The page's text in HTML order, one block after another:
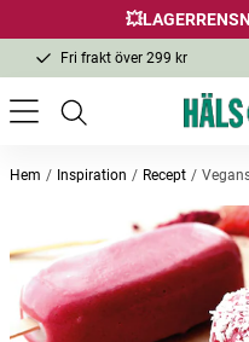
Fri frakt över 299 kr
1-3 dagars leverans
Samma pris i butik & online
Fri frakt över 299 kr
Hem Inspiration Recept